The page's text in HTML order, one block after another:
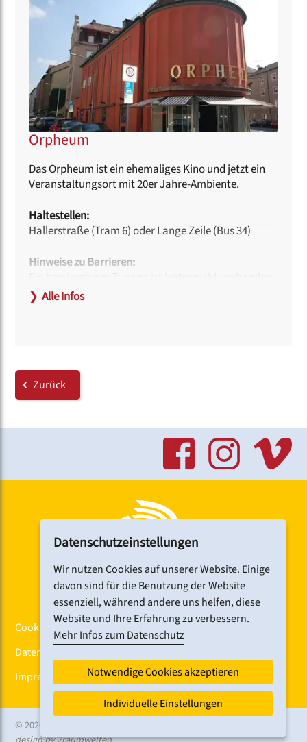
Orpheum
Das Orpheum ist ein ehemaliges Kino und jetzt ein
Veranstaltungsort mit 20er Jahre-Ambiente.
Haltestellen:
Hallerstraße (Tram 6) oder Lange Zeile (Bus 34)
Hinweise zu Barrieren:
❯ Alle Infos
Zurück
Cookiebanner
Datenschutz
Impressum
© 2026 CHORFEST
Datenschutzeinstellungen
Wir nutzen Cookies auf unserer Website. Einige
davon sind für die Benutzung der Website
essenziell, während andere uns helfen, diese
Website und Ihre Erfahrung zu verbessern.
Mehr Infos zum Datenschutz
Notwendige Cookies akzeptieren
Individuelle Einstellungen